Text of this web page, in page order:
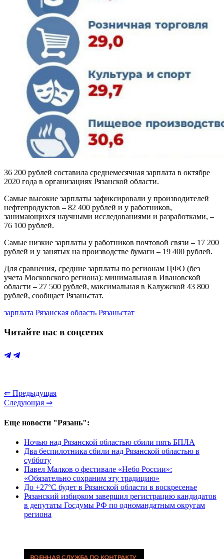
36 200 рублей составила среднемесячная зарплата в октябре
2020 года в организациях Рязанской области.
Самые высокие зарплаты зафиксировали у производителей
нефтепродуктов – 82 400 рублей и у работников,
занимающихся научными исследованиями и разработками, –
76 100 рублей.
Самые низкие зарплаты у работников почтовой связи – 17 200
рублей и у занятых на производстве бумаги – 19 400 рублей.
Для сравнения, средние зарплаты по регионам ЦФО (без
учета Московского региона): минимальная в Ивановской
области – 27 500 рублей, максимальная в Калужской 43 800
рублей, сообщает Рязаньстат.
зарплата Рязанская область Рязаньстат
Читайте нас в соцсетях
⇐ Предыдущая
Следующая ⇒
Еще новости "Рязань":
Ночью над Рязанской областью сбили пять БПЛА
Два беспилотника сбили над Рязанской областью в
субботу
Павел Малков о фестивале «Небо России»:
«Обязательно сохраним эту традицию»
До +27°С будет в Рязанской области в воскресенье
Рязанский избирком завершил регистрацию кандидатов
в депутаты Госдумы РФ по одномандатным округам
региона